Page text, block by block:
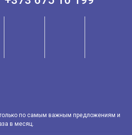
по самым важным предложениям и
в месяц.